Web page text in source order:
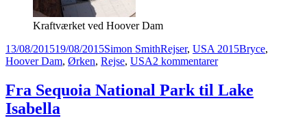
Kraftværket ved Hoover Dam
Udgivet
i
13/08/201519/08/2015Forfatter
Simon SmithKategorier
Rejser, USA 2015Tags
Bryce,
Hoover Dam, Ørken, Rejse, USA2 kommentarertil
Dam,
ørken
Fra Sequoia National Park til Lake
Isabella